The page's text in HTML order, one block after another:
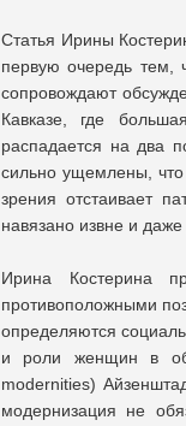
Статья Ирины
первую очередь тем,
сопровождают
Кавказе, где
распадается на два
сильно ущемлены,
зрения отстаивает
навязано извне и
Ирина Костерина
противоположными
определяются
и роли женщин в
modernities)
модернизация не